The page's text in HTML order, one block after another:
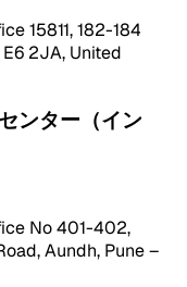
15811, 182-184
2JA, United
ンター（イン
No 401-402,
Aundh, Pune –